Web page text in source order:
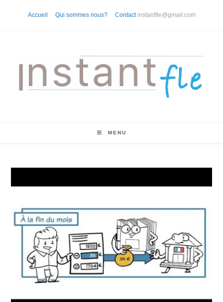
Accueil Qui sommes nous? Contact instantfle@gmail.com
MENU